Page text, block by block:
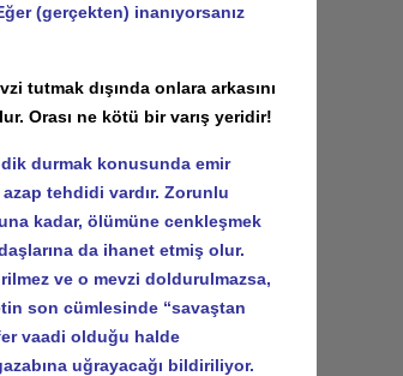
(gerçekten) inanıyorsanız
dışında onlara arkasını
Orası ne kötü bir varış yeridir!
dik durmak konusunda emir
tehdidi vardır. Zorunlu
kadar, ölümüne cenkleşmek
da ihanet etmiş olur.
ve o mevzi doldurulmazsa,
son cümlesinde “savaştan
vaadi olduğu halde
uğrayacağı bildiriliyor.